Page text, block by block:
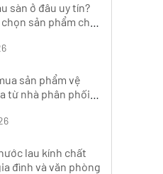
sàn ở đâu uy tín?
sản phẩm chất
sản phẩm vệ
từ nhà phân phối
lau kính chất
đình và văn phòng